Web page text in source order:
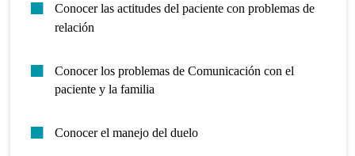
Conocer las actitudes del paciente con problemas de
relación
Conocer los problemas de Comunicación con el
paciente y la familia
Conocer el manejo del duelo